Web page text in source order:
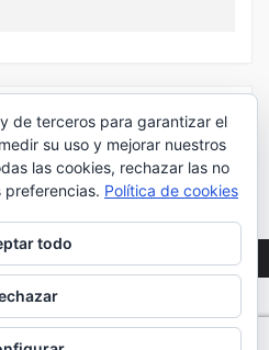
POR DESPLIEGA
2020
de terceros para garantizar el
su uso y mejorar nuestros
las cookies, rechazar las no
preferencias. Política de cookies
todo